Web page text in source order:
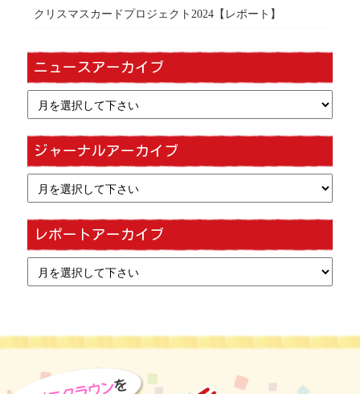
クリスマスカードプロジェクト2024【レポート】
ニュースアーカイブ
ジャーナルアーカイブ
レポートアーカイブ